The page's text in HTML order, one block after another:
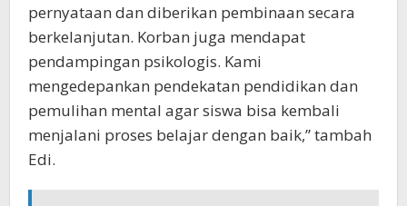
pernyataan dan diberikan pembinaan secara
berkelanjutan. Korban juga mendapat
pendampingan psikologis. Kami
mengedepankan pendekatan pendidikan dan
pemulihan mental agar siswa bisa kembali
menjalani proses belajar dengan baik,” tambah
Edi.